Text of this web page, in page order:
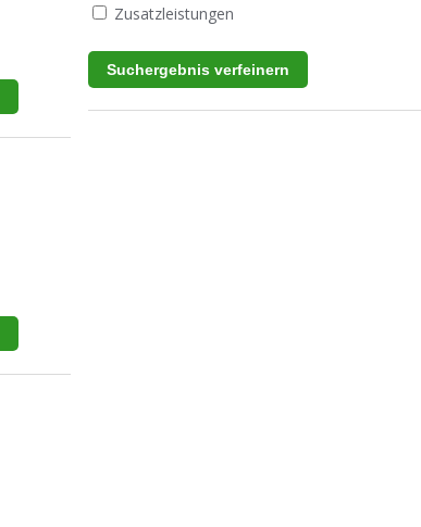
Zusatzleistungen